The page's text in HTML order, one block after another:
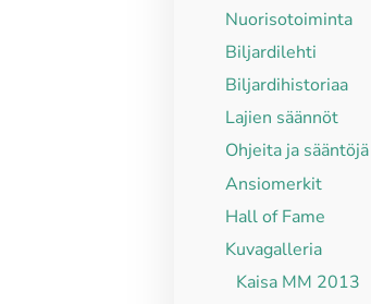
Nuorisotoiminta
Biljardilehti
Biljardihistoriaa
Lajien säännöt
Ohjeita ja sääntöjä
Ansiomerkit
Hall of Fame
Kuvagalleria
Kaisa MM 2013